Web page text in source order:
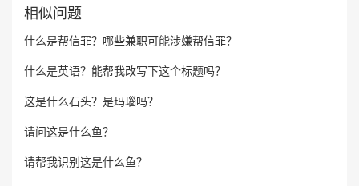
相似问题
什么是帮信罪？哪些兼职可能涉嫌帮信罪？
什么是英语？能帮我改写下这个标题吗？
这是什么石头？是玛瑙吗？
请问这是什么鱼？
请帮我识别这是什么鱼？